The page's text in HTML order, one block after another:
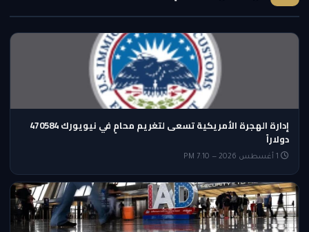
إدارة الهجرة الأمريكية تسعى لتغريم محامٍ في نيويورك 470584
دولاراً